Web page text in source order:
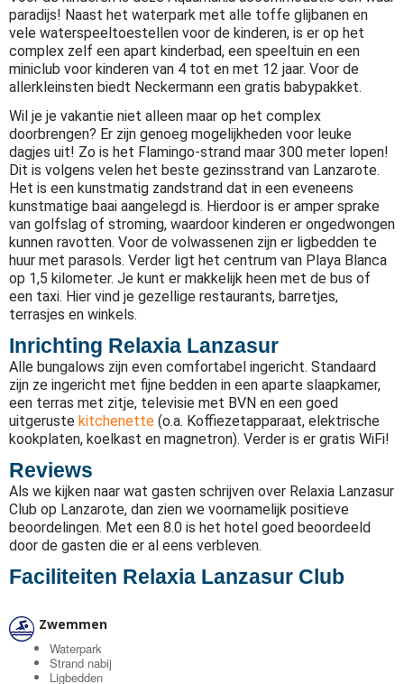
paradijs! Naast het waterpark met alle toffe glijbanen en
vele waterspeeltoestellen voor de kinderen, is er op het
complex zelf een apart kinderbad, een speeltuin en een
miniclub voor kinderen van 4 tot en met 12 jaar. Voor de
allerkleinsten biedt Neckermann een gratis babypakket.
Wil je je vakantie niet alleen maar op het complex
doorbrengen? Er zijn genoeg mogelijkheden voor leuke
dagjes uit! Zo is het Flamingo-strand maar 300 meter lopen!
Dit is volgens velen het beste gezinsstrand van Lanzarote.
Het is een kunstmatig zandstrand dat in een eveneens
kunstmatige baai aangelegd is. Hierdoor is er amper sprake
van golfslag of stroming, waardoor kinderen er ongedwongen
kunnen ravotten. Voor de volwassenen zijn er ligbedden te
huur met parasols. Verder ligt het centrum van Playa Blanca
op 1,5 kilometer. Je kunt er makkelijk heen met de bus of
een taxi. Hier vind je gezellige restaurants, barretjes,
terrasjes en winkels.
Inrichting Relaxia Lanzasur
Alle bungalows zijn even comfortabel ingericht. Standaard
zijn ze ingericht met fijne bedden in een aparte slaapkamer,
een terras met zitje, televisie met BVN en een goed
uitgeruste kitchenette (o.a. Koffiezetapparaat, elektrische
kookplaten, koelkast en magnetron). Verder is er gratis WiFi!
Reviews
Als we kijken naar wat gasten schrijven over Relaxia Lanzasur
Club op Lanzarote, dan zien we voornamelijk positieve
beoordelingen. Met een 8.0 is het hotel goed beoordeeld
door de gasten die er al eens verbleven.
Faciliteiten Relaxia Lanzasur Club
Zwemmen
Waterpark
Strand nabij
Ligbedden